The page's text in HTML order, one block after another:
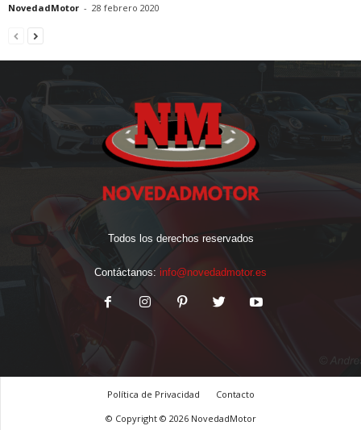
NovedadMotor - 28 febrero 2020
Todos los derechos reservados
Contáctanos: info@novedadmotor.es
Política de Privacidad
Contacto
© Copyright © 2026 NovedadMotor